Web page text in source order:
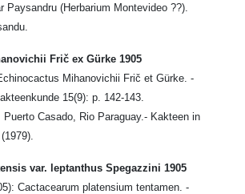
Paysandru (Herbarium Montevideo ??).
Frič ex Gürke 1905
Mihanovichii Frič et Gürke. -
15(9): p. 142-143.
Casado, Rio Paraguay.- Kakteen in
var. leptanthus Spegazzini 1905
Cactacearum platensium tentamen. -